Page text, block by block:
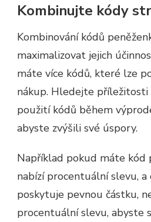
Kombinujte kódy
Kombinování kódů
maximalizovat jejich
máte více kódů, které lze
nákup. Hledejte příležitosti
použití kódů během
abyste zvýšili své úspory.
Například pokud máte kód
nabízí procentuální slevu,
poskytuje pevnou částku,
procentuální slevu, abyste